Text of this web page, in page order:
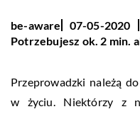
be-aware
07-05-2020
Potrzebujesz ok. 2 min.
Przeprowadzki należą
w życiu. Niektórzy z